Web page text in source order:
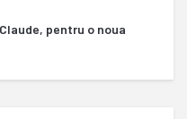
pentru o noua